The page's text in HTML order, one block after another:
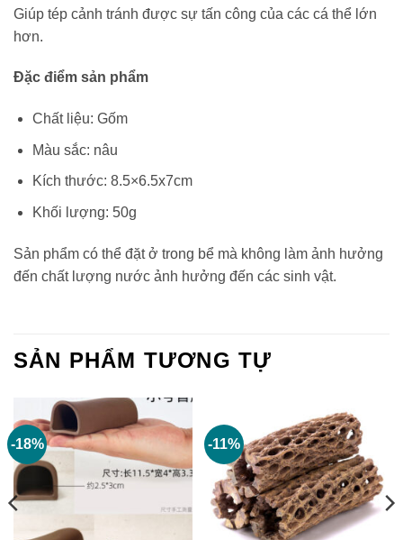
Giúp tép cảnh tránh được sự tấn công của các cá thể lớn
hơn.
Đặc điểm sản phẩm
Chất liệu: Gốm
Màu sắc: nâu
Kích thước: 8.5×6.5x7cm
Khối lượng: 50g
Sản phẩm có thể đặt ở trong bể mà không làm ảnh hưởng
đến chất lượng nước ảnh hưởng đến các sinh vật.
SẢN PHẨM TƯƠNG TỰ
-18% -11%